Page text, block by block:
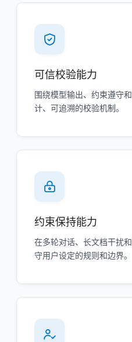
可信校验能力
围绕模型输出、约束遵守
计、可追溯的校验机制。
约束保持能力
在多轮对话、长文档干扰
守用户设定的规则和边界。